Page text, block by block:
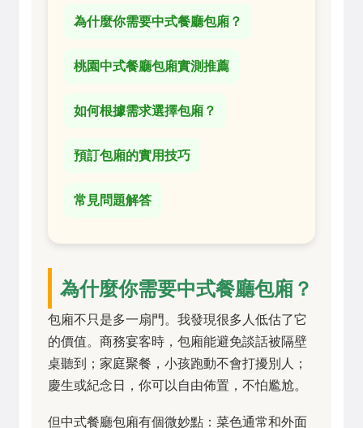
為什麼你需要中式餐廳包廂？
桃園中式餐廳包廂實測推薦
如何根據需求選擇包廂？
預訂包廂的實用技巧
常見問題解答
為什麼你需要中式餐廳包廂？
包廂不只是多一扇門。我發現很多人低估了它
的價值。商務宴客時，包廂能避免談話被隔壁
桌聽到；家庭聚餐，小孩跑動不會打擾別人；
慶生或紀念日，你可以自由佈置，不怕尷尬。
但中式餐廳包廂有個微妙點：菜色通常和外面